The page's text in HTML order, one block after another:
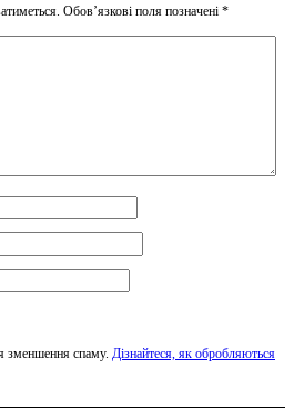
Обов’язкові поля позначені *
зменшення спаму. Дізнайтеся, як обробляються